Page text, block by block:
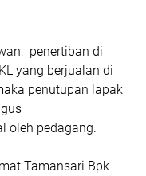
penertiban di
yang berjualan di
penutupan lapak
oleh pedagang.
Tamansari Bpk